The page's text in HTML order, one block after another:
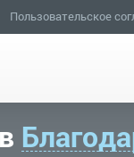
Пользовательское